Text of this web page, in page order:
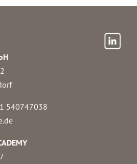
540747038‬